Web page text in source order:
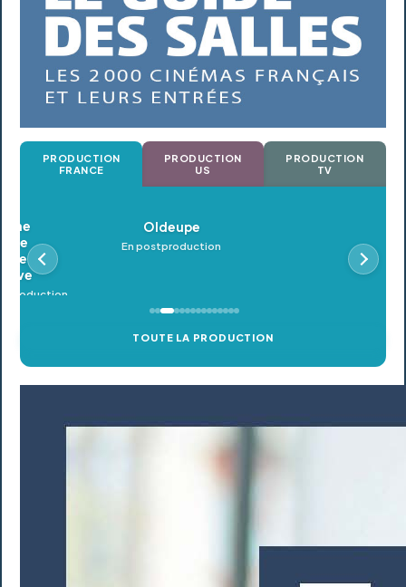
PRODUCTION
FRANCE
PRODUCTION
US
PRODUCTION
TV
Oldeupe
En postproduction
TOUTE LA PRODUCTION